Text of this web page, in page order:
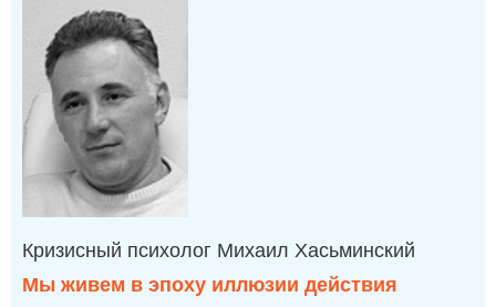
Кризисный психолог Михаил Хасьминский
Мы живем в эпоху иллюзии действия